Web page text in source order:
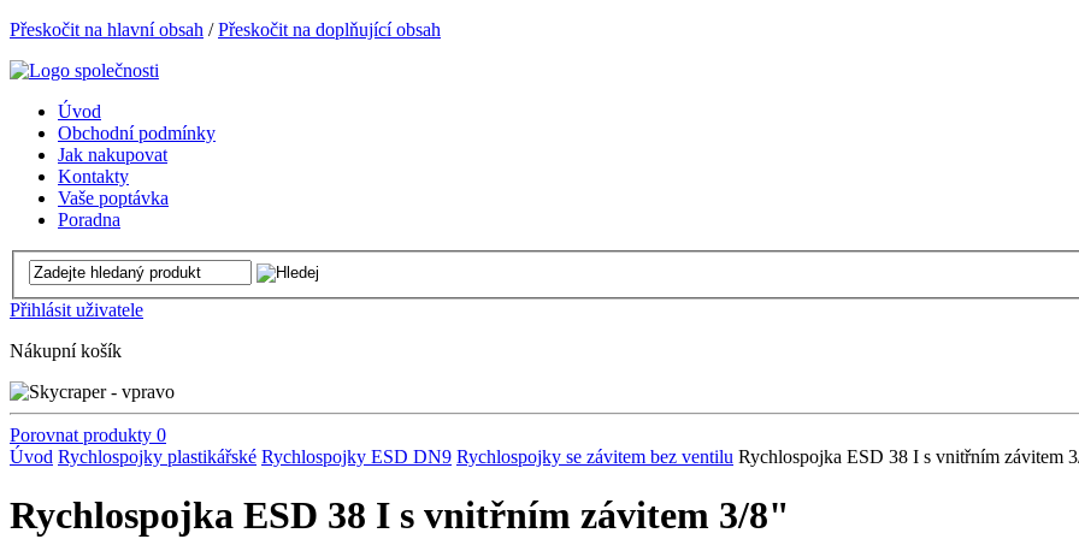
Přeskočit na hlavní obsah /Přeskočit na doplňující obsah
Úvod
Obchodní podmínky
Jak nakupovat
Kontakty
Vaše poptávka
Poradna
Přihlásit uživatele
Nákupní košík
Porovnat produkty 0
Úvod Rychlospojky plastikářské Rychlospojky ESD DN9 Rychlospojky se závitem bez ventilu Rychlospojka ESD 38 I s vnitřním závitem
Rychlospojka ESD 38 I s vnitřním závitem 3/8"